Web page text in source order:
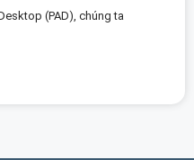
(PAD), chúng ta